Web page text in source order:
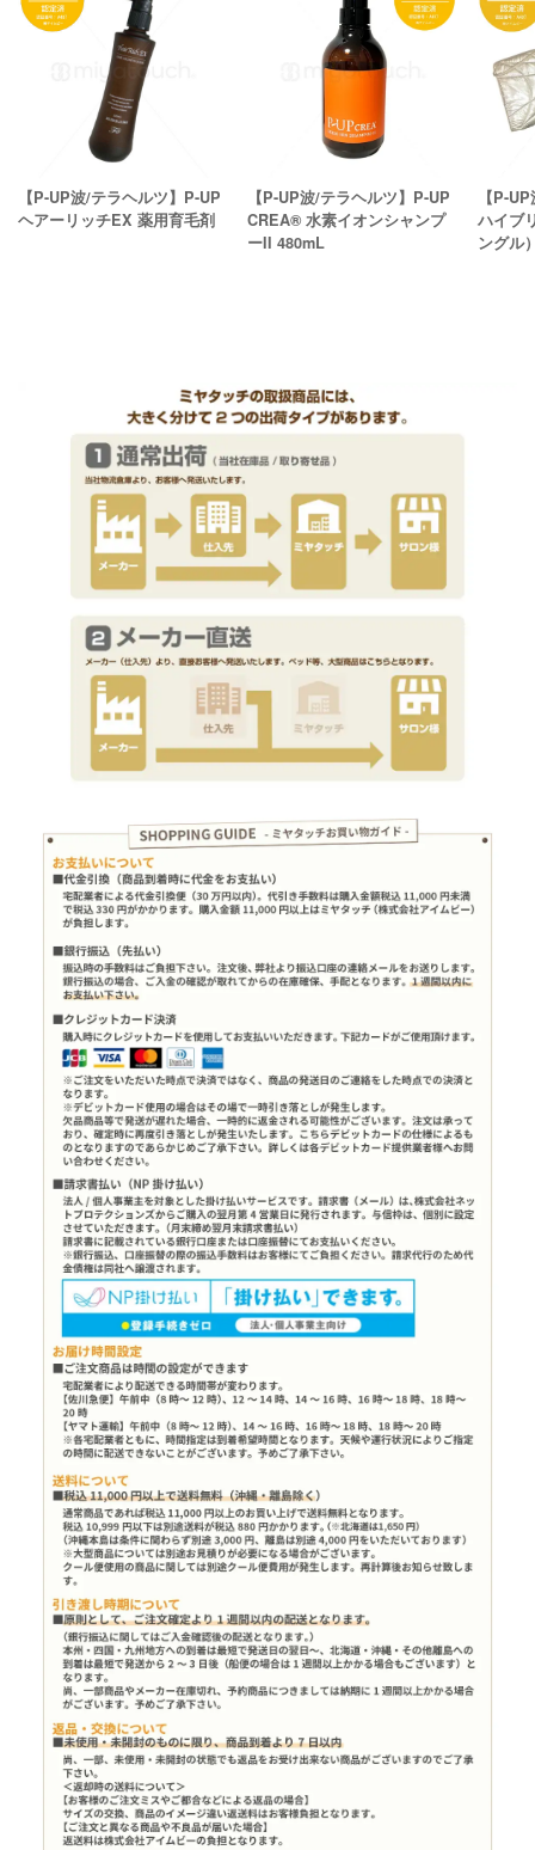
【P-UP波/テラヘルツ】P-UP
ヘアーリッチEX 薬用育毛剤
【P-UP波/テラヘルツ】P-UP
CREA® 水素イオンシャンプ
ーII 480mL
【P-
ハイブ
ングル